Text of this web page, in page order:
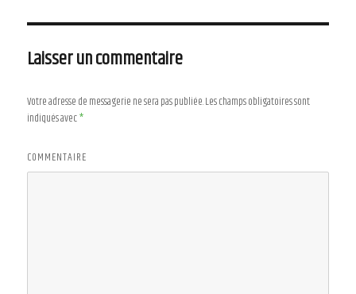
Laisser un commentaire
Votre adresse de messagerie ne sera pas publiée.Les champs obligatoires sont
indiqués avec*
COMMENTAIRE